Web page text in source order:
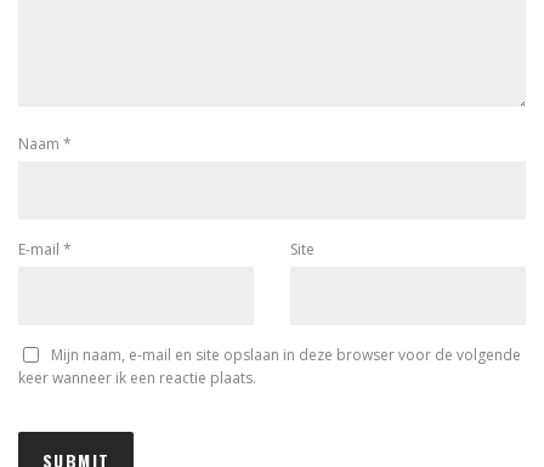
Naam *
E-mail * Site
Mijn naam, e-mail en site opslaan in deze browser voor de volgende
keer wanneer ik een reactie plaats.